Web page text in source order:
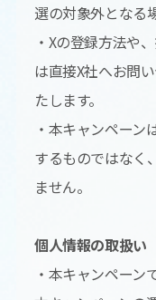
選の対象外となる
・Xの登録方法や
は直接X社へお問
たします。
・本キャンペーン
するものではなく
ません。
個人情報の取扱い
・本キャンペーン